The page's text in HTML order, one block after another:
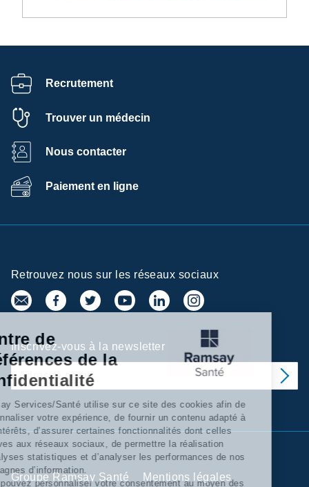
Recrutement
Trouver un médecin
Nous contacter
Paiement en ligne
Retrouvez nous sur les réseaux sociaux
Inscrivez-vous à la newsletter
Groupe Ramsay Santé Mentions légales
Centre de
préférences de la
confidentialité
Ramsay Services/Santé utilise sur ce site des cookies afin de
personnaliser votre expérience, de fournir un contenu adapté à
vos intérêts, d’assurer certaines fonctionnalités dont celles
relatives aux réseaux sociaux, de permettre la réalisation
d’'analyses statistiques et d’analyser les performances de nos
campagnes d’information.
Vous pouvez personnaliser votre consentement au moyen des